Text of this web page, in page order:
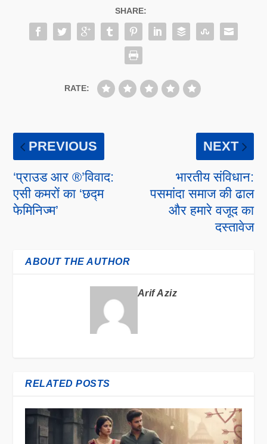
SHARE:
RATE:
PREVIOUS
‘प्राउड आर ®’विवाद:
एसी कमरों का ‘छद्म
फेमिनिज्म’
NEXT
भारतीय संविधान:
पसमांदा समाज की ढाल
और हमारे वजूद का
दस्तावेज
ABOUT THE AUTHOR
Arif Aziz
RELATED POSTS